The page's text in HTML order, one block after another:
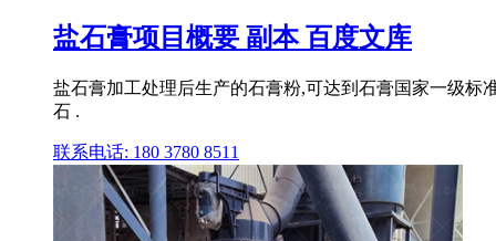
盐石膏项目概要 副本 百度文库
盐石膏加工处理后生产的石膏粉,可达到石膏国家一级标
石 .
联系电话: 180 3780 8511